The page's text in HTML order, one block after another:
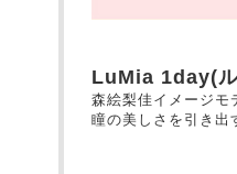
LuMia 1day(
森絵梨佳イメージモ
瞳の美しさを引き出